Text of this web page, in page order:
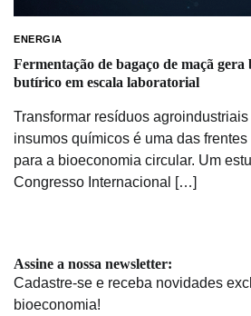
ENERGIA
Fermentação de bagaço de maçã
butírico em escala laboratorial
Transformar resíduos
insumos químicos é uma das
para a bioeconomia circular. Um
Congresso Internacional […]
Assine a nossa newsletter:
Cadastre-se e receba novidades
bioeconomia!